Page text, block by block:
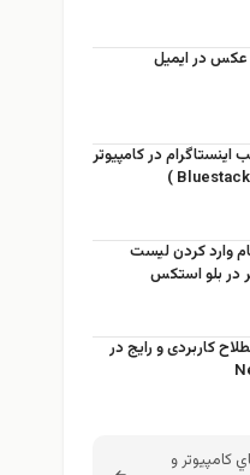
در ايميل
در كامپيوتر
وارد کردن ليست
در بلو استکس
با 14 اصطلاح کاربردی و رایج در
كامپيوتر و